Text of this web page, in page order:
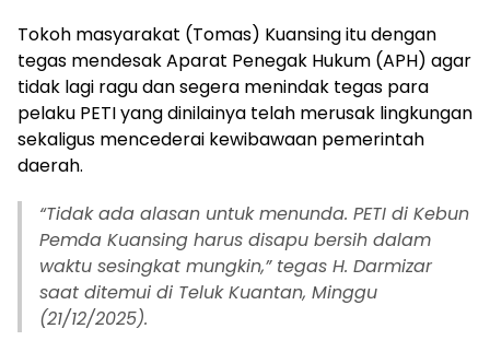
Tokoh masyarakat (Tomas) Kuansing itu dengan
tegas mendesak Aparat Penegak Hukum (APH) agar
tidak lagi ragu dan segera menindak tegas para
pelaku PETI yang dinilainya telah merusak lingkungan
sekaligus mencederai kewibawaan pemerintah
daerah.
“Tidak ada alasan untuk menunda. PETI di Kebun
Pemda Kuansing harus disapu bersih dalam
waktu sesingkat mungkin,” tegas H. Darmizar
saat ditemui di Teluk Kuantan, Minggu
(21/12/2025).